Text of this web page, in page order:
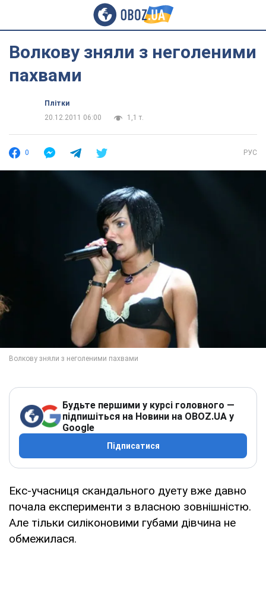
Волкову зняли з неголеними
пахвами
Плітки
20.12.2011 06:00
1,1 т.
0 РУС
Будьте першими у курсі головного —
підпишіться на Новини на OBOZ.UA у
Google
Підписатися
Екс-учасниця скандального дуету вже давно
почала експерименти з власною зовнішністю.
Але тільки силіконовими губами дівчина не
обмежилася.